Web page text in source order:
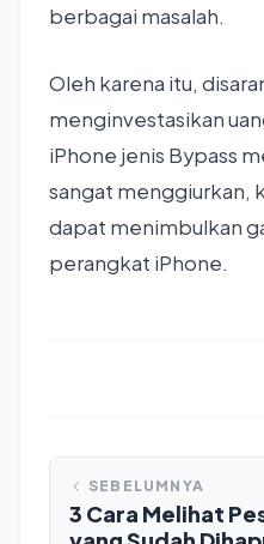
berbagai masalah.
Oleh karena itu,
menginvestasikan
iPhone jenis Bypass
sangat menggiurkan,
dapat menimbulkan
perangkat iPhone.
SEBELUMNYA
3 Cara Melihat